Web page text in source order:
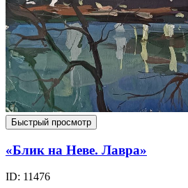
Быстрый просмотр
«Блик на Неве. Лавра»
ID: 11476